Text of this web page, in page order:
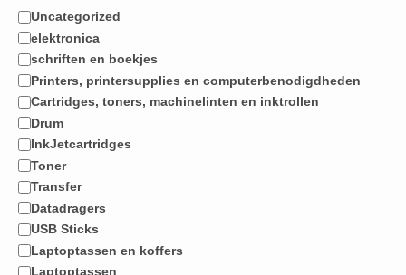
Categorie
Uncategorized
elektronica
schriften en boekjes
Printers, printersupplies en computerbenodigdheden
Cartridges, toners, machinelinten en inktrollen
Drum
InkJetcartridges
Toner
Transfer
Datadragers
USB Sticks
Laptoptassen en koffers
Laptoptassen